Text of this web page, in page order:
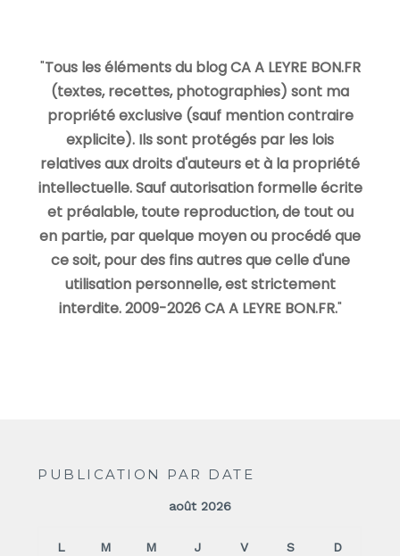
"Tous les éléments du blog CA A LEYRE BON.FR
(textes, recettes, photographies) sont ma
propriété exclusive (sauf mention contraire
explicite). Ils sont protégés par les lois
relatives aux droits d'auteurs et à la propriété
intellectuelle. Sauf autorisation formelle écrite
et préalable, toute reproduction, de tout ou
en partie, par quelque moyen ou procédé que
ce soit, pour des fins autres que celle d'une
utilisation personnelle, est strictement
interdite. 2009-2026 CA A LEYRE BON.FR."
PUBLICATION PAR DATE
août 2026
L M M J V S D